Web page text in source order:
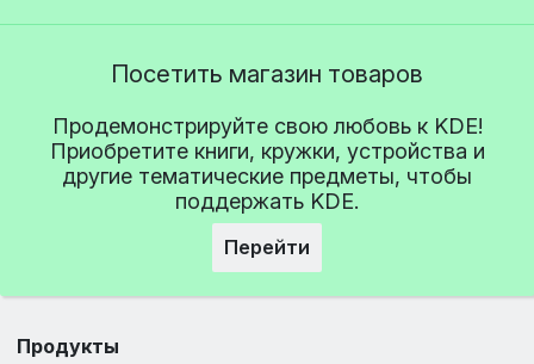
Посетить магазин товаров
Продемонстрируйте свою любовь к KDE!
Приобретите книги, кружки, устройства и
другие тематические предметы, чтобы
поддержать KDE.
Перейти
Продукты